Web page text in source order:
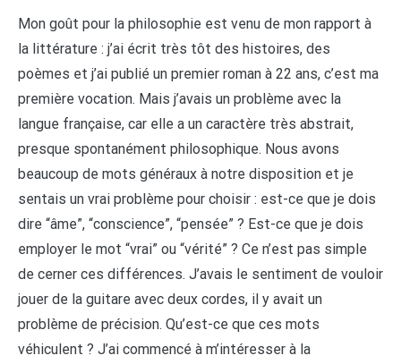
Mon goût pour la philosophie est venu de mon rapport à
la littérature : j’ai écrit très tôt des histoires, des
poèmes et j’ai publié un premier roman à 22 ans, c’est ma
première vocation. Mais j’avais un problème avec la
langue française, car elle a un caractère très abstrait,
presque spontanément philosophique. Nous avons
beaucoup de mots généraux à notre disposition et je
sentais un vrai problème pour choisir : est-ce que je dois
dire “âme”, “conscience”, “pensée” ? Est-ce que je dois
employer le mot “vrai” ou “vérité” ? Ce n’est pas simple
de cerner ces différences. J’avais le sentiment de vouloir
jouer de la guitare avec deux cordes, il y avait un
problème de précision. Qu’est-ce que ces mots
véhiculent ? J’ai commencé à m’intéresser à la